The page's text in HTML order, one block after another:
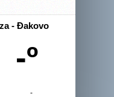
- Đakovo
-º
-